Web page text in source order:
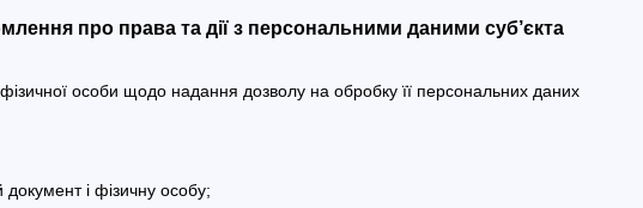
про права та дії з персональними даними суб’єкта
особи щодо надання дозволу на обробку її персональних даних
і фізичну особу;